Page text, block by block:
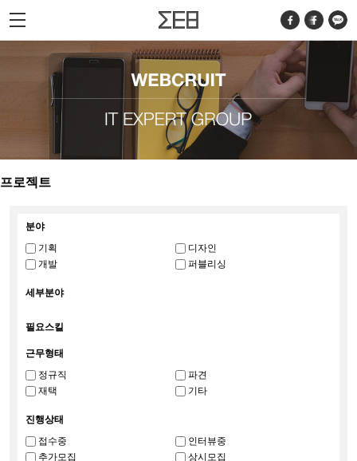
프로젝트
분야
기획
디자인
개발
퍼블리싱
세부분야
필요스킬
근무형태
정규직
파견
재택
기타
진행상태
접수중
인터뷰중
추가모집
상시모집